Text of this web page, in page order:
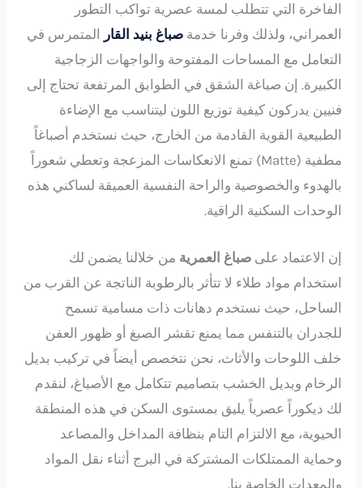
الفاخرة التي تتطلب لمسة عصرية تواكب التطور
العمراني، ولذلك وفرنا خدمةصباغ بنيد القار
المتمرس في
التعامل مع المساحات المفتوحة والواجهات الزجاجية
الكبيرة. إن صباغة الشقق في الطوابق المرتفعة تحتاج إلى
فنيين يدركون كيفية توزيع اللون ليتناسب مع الإضاءة
الطبيعية القوية القادمة من الخارج، حيث نستخدم أصباغاً
مطفية (Matte) تمنع الانعكاسات المزعجة وتعطي شعوراً
بالهدوء والخصوصية والراحة النفسية العميقة لساكني هذه
الوحدات السكنية الراقية.
إن الاعتماد علىصباغ العمرية من خلالنا يضمن لك
استخدام مواد طلاء لا تتأثر بالرطوبة الناتجة عن القرب من
الساحل، حيث نستخدم دهانات ذات مسامية تسمح
للجدران بالتنفس مما يمنع تقشر الصبغ أو ظهور العفن
خلف اللوحات والأثاث، نحن نتخصص أيضاً في تركيب بديل
الرخام وبديل الخشب بتصاميم تتكامل مع الأصباغ، لنقدم
لك ديكوراً عصرياً يليق بمستوى السكن في هذه المنطقة
الحيوية، مع الالتزام التام بنظافة المداخل والمصاعد
وحماية الممتلكات المشتركة في البرج أثناء نقل المواد
والمعدات الخاصة بنا.